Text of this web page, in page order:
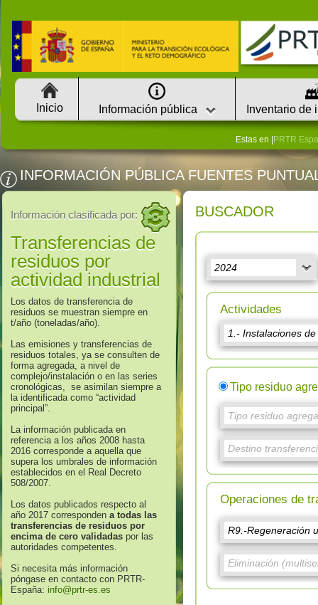
Inicio Información pública Inventario de
Estas en | PRTR
INFORMACIÓN PÚBLICA FUENTES
Información clasificada por:
Transferencias de
residuos por
actividad industrial
Los datos de transferencia de
residuos se muestran siempre en
t/año (toneladas/año).
Las emisiones y transferencias de
residuos totales, ya se consulten de
forma agregada, a nivel de
complejo/instalación o en las series
cronológicas, se asimilan siempre a
la identificada como “actividad
principal”.
La información publicada en
referencia a los años 2008 hasta
2016 corresponde a aquella que
supera los umbrales de información
establecidos en el Real Decreto
508/2007.
Los datos publicados respecto al
año 2017 corresponden a todas las
transferencias de residuos por
encima de cero validadas por las
autoridades competentes.
Si necesita más información
póngase en contacto con PRTR-
España: info@prtr-es.es
BUSCADOR
Actividades
Tipo residuo
Operaciones de